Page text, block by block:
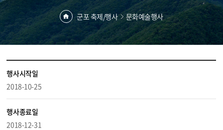
군포 축제/행사 문화예술행사
행사시작일
2018-10-25
행사종료일
2018-12-31